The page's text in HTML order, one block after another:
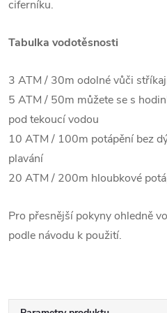
ciferníku.
Tabulka vodotěsnosti
3 ATM / 30m odolné vůči
5 ATM / 50m můžete se s
pod tekoucí vodou
10 ATM / 100m potápění bez
plavání
20 ATM / 200m hloubkové
Pro přesnější pokyny ohledně
podle návodu k použití.